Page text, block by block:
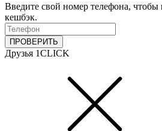
Введите свой номер телефона,
кешбэк.
ПРОВЕРИТЬ
Друзья 1CLICK